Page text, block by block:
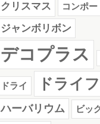
クリスマス コンポー
ジャンボリボン
デコプラス
ドライ ドライ
ハーバリウム ビッ